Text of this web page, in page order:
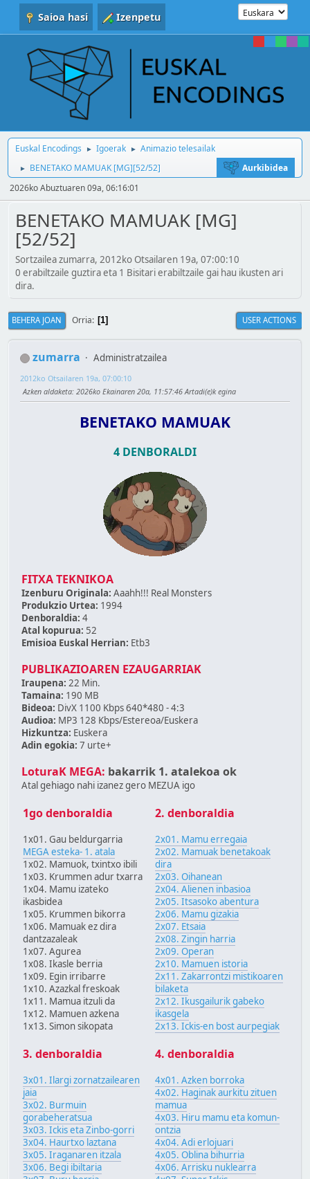
Saioa hasi Izenpetu
Euskal Encodings ► Igoerak ► Animazio telesailak
► BENETAKO MAMUAK [MG][52/52]
Aurkibidea
2026ko Abuztuaren 09a, 06:16:01
BENETAKO MAMUAK [MG]
[52/52]
Sortzailea zumarra, 2012ko Otsailaren 19a, 07:00:10
0 erabiltzaile guztira eta 1 Bisitari erabiltzaile gai hau ikusten ari
dira.
BEHERA JOAN Orria 1 USER ACTIONS
zumarra Administratzailea
2012ko Otsailaren 19a, 07:00:10
Azken aldaketa: 2026ko Ekainaren 20a, 11:57:46 Artadi(e)k egina
BENETAKO MAMUAK
4 DENBORALDI
FITXA TEKNIKOA
Izenburu Originala: Aaahh!!! Real Monsters
Produkzio Urtea: 1994
Denboraldia: 4
Atal kopurua: 52
Emisioa Euskal Herrian: Etb3
PUBLIKAZIOAREN EZAUGARRIAK
Iraupena: 22 Min.
Tamaina: 190 MB
Bideoa: DivX 1100 Kbps 640*480 - 4:3
Audioa: MP3 128 Kbps/Estereoa/Euskera
Hizkuntza: Euskera
Adin egokia: 7 urte+
LoturaK MEGA: bakarrik 1. atalekoa ok
Atal gehiago nahi izanez gero MEZUA igo
1go denboraldia
1x01. Gau beldurgarria
MEGA esteka- 1. atala
1x02. Mamuok, txintxo ibili
1x03. Krummen adur txarra
1x04. Mamu izateko
ikasbidea
1x05. Krummen bikorra
1x06. Mamuak ez dira
dantzazaleak
1x07. Agurea
1x08. Ikasle berria
1x09. Egin irribarre
1x10. Azazkal freskoak
1x11. Mamua itzuli da
1x12. Mamuen azkena
1x13. Simon sikopata
2. denboraldia
2x01. Mamu erregaia
2x02. Mamuak benetakoak
dira
2x03. Oihanean
2x04. Alienen inbasioa
2x05. Itsasoko abentura
2x06. Mamu gizakia
2x07. Etsaia
2x08. Zingin harria
2x09. Operan
2x10. Mamuen istoria
2x11. Zakarrontzi mistikoaren
bilaketa
2x12. Ikusgailurik gabeko
ikasgela
2x13. Ickis-en bost aurpegiak
3. denboraldia
3x01. Ilargi zornatzailearen
jaia
3x02. Burmuin
gorabeheratsua
3x03. Ickis eta Zinbo-gorri
3x04. Haurtxo laztana
3x05. Iraganaren itzala
3x06. Begi ibiltaria
4. denboraldia
4x01. Azken borroka
4x02. Haginak aurkitu zituen
mamua
4x03. Hiru mamu eta komun-
ontzia
4x04. Adi erlojuari
4x05. Oblina bihurria
4x06. Arrisku nuklearra